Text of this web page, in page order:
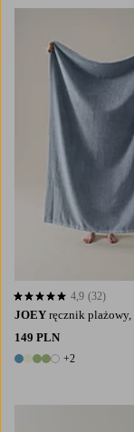
JOEY ręcznik
149 PLN
7 kolory
+2
4,9 opierając się na 32
4,9 (32)